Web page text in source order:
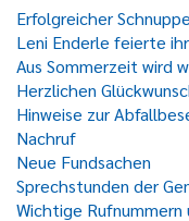
Erfolgreicher
Leni Enderle feierte
Aus Sommerzeit wird
Herzlichen
Hinweise zur
Nachruf
Neue Fundsachen
Sprechstunden der
Wichtige